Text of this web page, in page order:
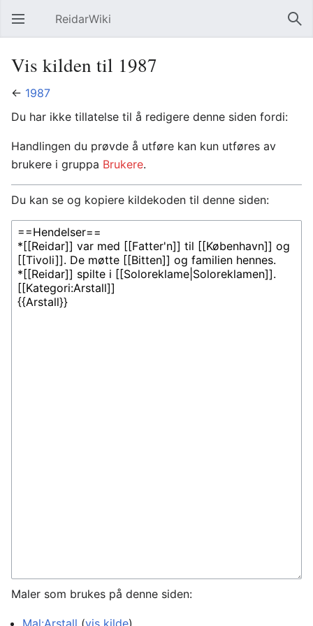
Åpne hovedmenyen ReidarWiki Søk
Vis kilden til 1987
← 1987
Du har ikke tillatelse til å redigere denne siden fordi:
Handlingen du prøvde å utføre kan kun utføres av
brukere i gruppa Brukere.
Du kan se og kopiere kildekoden til denne siden:
Maler som brukes på denne siden:
Mal:Arstall (vis kilde)